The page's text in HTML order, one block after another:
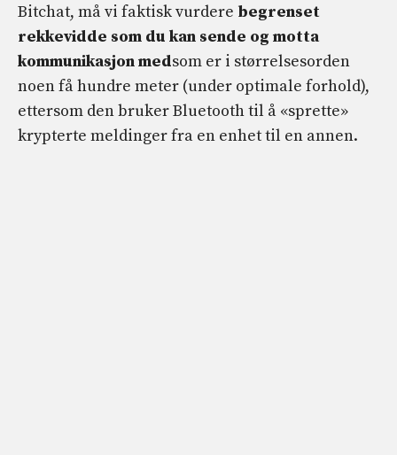
Bitchat, må vi faktisk vurdere begrenset
rekkevidde som du kan sende og motta
kommunikasjon medsom er i størrelsesorden
noen få hundre meter (under optimale forhold),
ettersom den bruker Bluetooth til å «sprette»
krypterte meldinger fra en enhet til en annen.